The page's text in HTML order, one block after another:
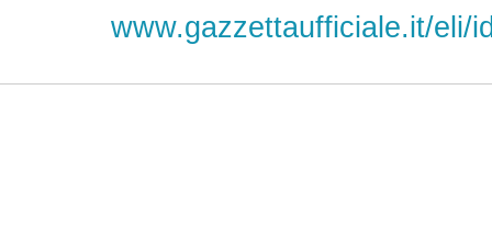
www.gazzettaufficiale.it/eli/